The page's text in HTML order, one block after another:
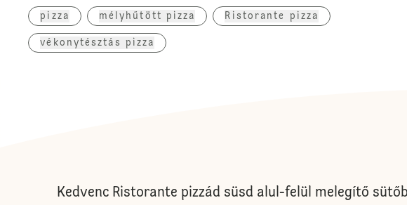
pizza mélyhűtött pizza Ristorante pizza
vékonytésztás pizza
Kedvenc Ristorante pizzád süsd alul-felül melegítő